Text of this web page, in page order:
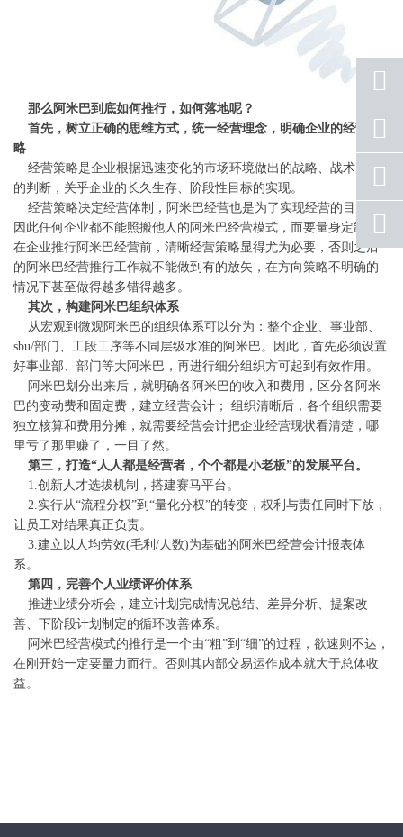
那么阿米巴到底如何推行，如何落地呢？
首先，树立正确的思维方式，统一经营理念，明确企业的经营策
略
经营策略是企业根据迅速变化的市场环境做出的战略、战术展开
的判断，关乎企业的长久生存、阶段性目标的实现。
经营策略决定经营体制，阿米巴经营也是为了实现经营的目的。
因此任何企业都不能照搬他人的阿米巴经营模式，而要量身定制。
在企业推行阿米巴经营前，清晰经营策略显得尤为必要，否则之后
的阿米巴经营推行工作就不能做到有的放矢，在方向策略不明确的
情况下甚至做得越多错得越多。
其次，构建阿米巴组织体系
从宏观到微观阿米巴的组织体系可以分为：整个企业、事业部、
sbu/部门、工段工序等不同层级水准的阿米巴。因此，首先必须设置
好事业部、部门等大阿米巴，再进行细分组织方可起到有效作用。
阿米巴划分出来后，就明确各阿米巴的收入和费用，区分各阿米
巴的变动费和固定费，建立经营会计； 组织清晰后，各个组织需要
独立核算和费用分摊，就需要经营会计把企业经营现状看清楚，哪
里亏了那里赚了，一目了然。
第三，打造“人人都是经营者，个个都是小老板”的发展平台。
1.创新人才选拔机制，搭建赛马平台。
2.实行从“流程分权”到“量化分权”的转变，权利与责任同时下放，
让员工对结果真正负责。
3.建立以人均劳效(毛利/人数)为基础的阿米巴经营会计报表体
系。
第四，完善个人业绩评价体系
推进业绩分析会，建立计划完成情况总结、差异分析、提案改
善、下阶段计划制定的循环改善体系。
阿米巴经营模式的推行是一个由“粗”到“细”的过程，欲速则不达，
在刚开始一定要量力而行。否则其内部交易运作成本就大于总体收
益。
座机
号码
手机
号码
qq
联系
返回
顶部